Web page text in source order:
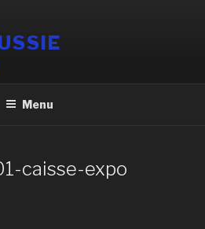
Menu
caisse-expo